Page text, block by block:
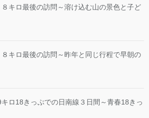
キロ最後の訪問～溶け込む山の景色と子ど
キロ最後の訪問～昨年と同じ行程で早朝の
ロ18きっぷでの日南線３日間～青春18きっ